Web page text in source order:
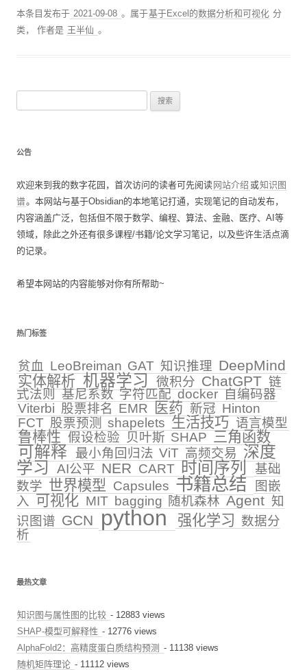
本条目发布于 2021-09-08 。属于基于Excel的数据分析和可视化 分
类， 作者是 王半仙 。
公告
欢迎来到我的数字花园，首次访问的读者可先阅读 网站介绍 或知识图
谱。本网站与基于Obsidian的本地笔记打通，实现笔记的自动发布，
内容涵盖广泛，包括但不限于数学、编程、算法、金融、医疗、AI等
领域，除此之外还有很多课程/书籍/论文学习笔记，以及些许生活点滴
的记录。
希望本网站的内容能够对你有所帮助~
热门标签
贫血 LeoBreiman GAT 知识推理 DeepMind
实体解析 机器学习 微积分 ChatGPT 链
式法则基尼系数字符匹配docker自编码器
Viterbi 股票排名 EMR 医药 新冠 Hinton
FCT 股票预测 shapelets 生活技巧 语言模型
鲁棒性 假设检验 贝叶斯 SHAP 三角函数
可解释 最小角回归法 ViT 高频交易 深度
学习 AI公平 NER CART 时间序列 基础
数学 世界模型 Capsules 书籍总结 图嵌
入
可视化 MIT bagging 随机森林 Agent 知
识图谱 GCN python 强化学习 数据分
析
最热文章
知识图与属性图的比较 - 12883 views
SHAP-模型可解释性 - 12776 views
AlphaFold2：高精度蛋白质结构预测 - 11138 views
随机矩阵理论 - 11112 views